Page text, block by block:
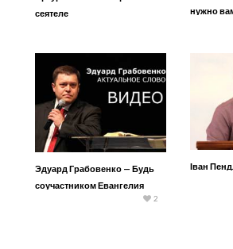
сеятеле
нужно
Эдуард Грабовенко — Будь
соучастником Евангелия
2
Іван